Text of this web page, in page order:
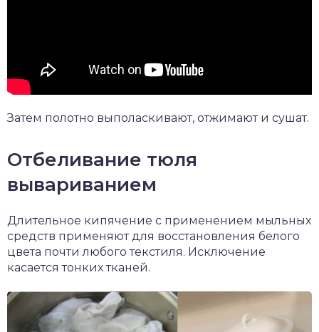
Затем полотно выполаскивают, отжимают и сушат.
Отбеливание тюля
вывариванием
Длительное кипячение с применением мыльных
средств применяют для восстановления белого
цвета почти любого текстиля. Исключение
касается тонких тканей.